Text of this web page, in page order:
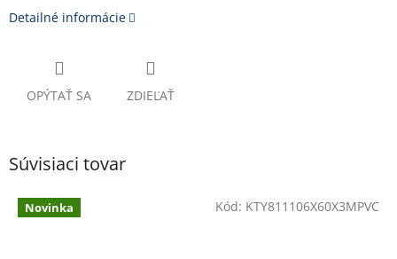
Detailné informácie
OPÝTAŤ SA ZDIEĽAŤ
Súvisiaci tovar
Novinka Kód: KTY811106X60X3MPVC